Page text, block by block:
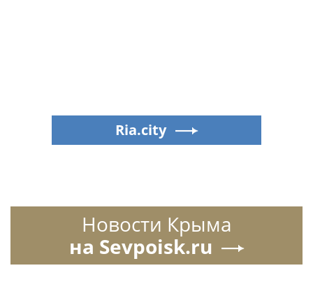
Ria.city
Новости Крыма
на Sevpoisk.ru